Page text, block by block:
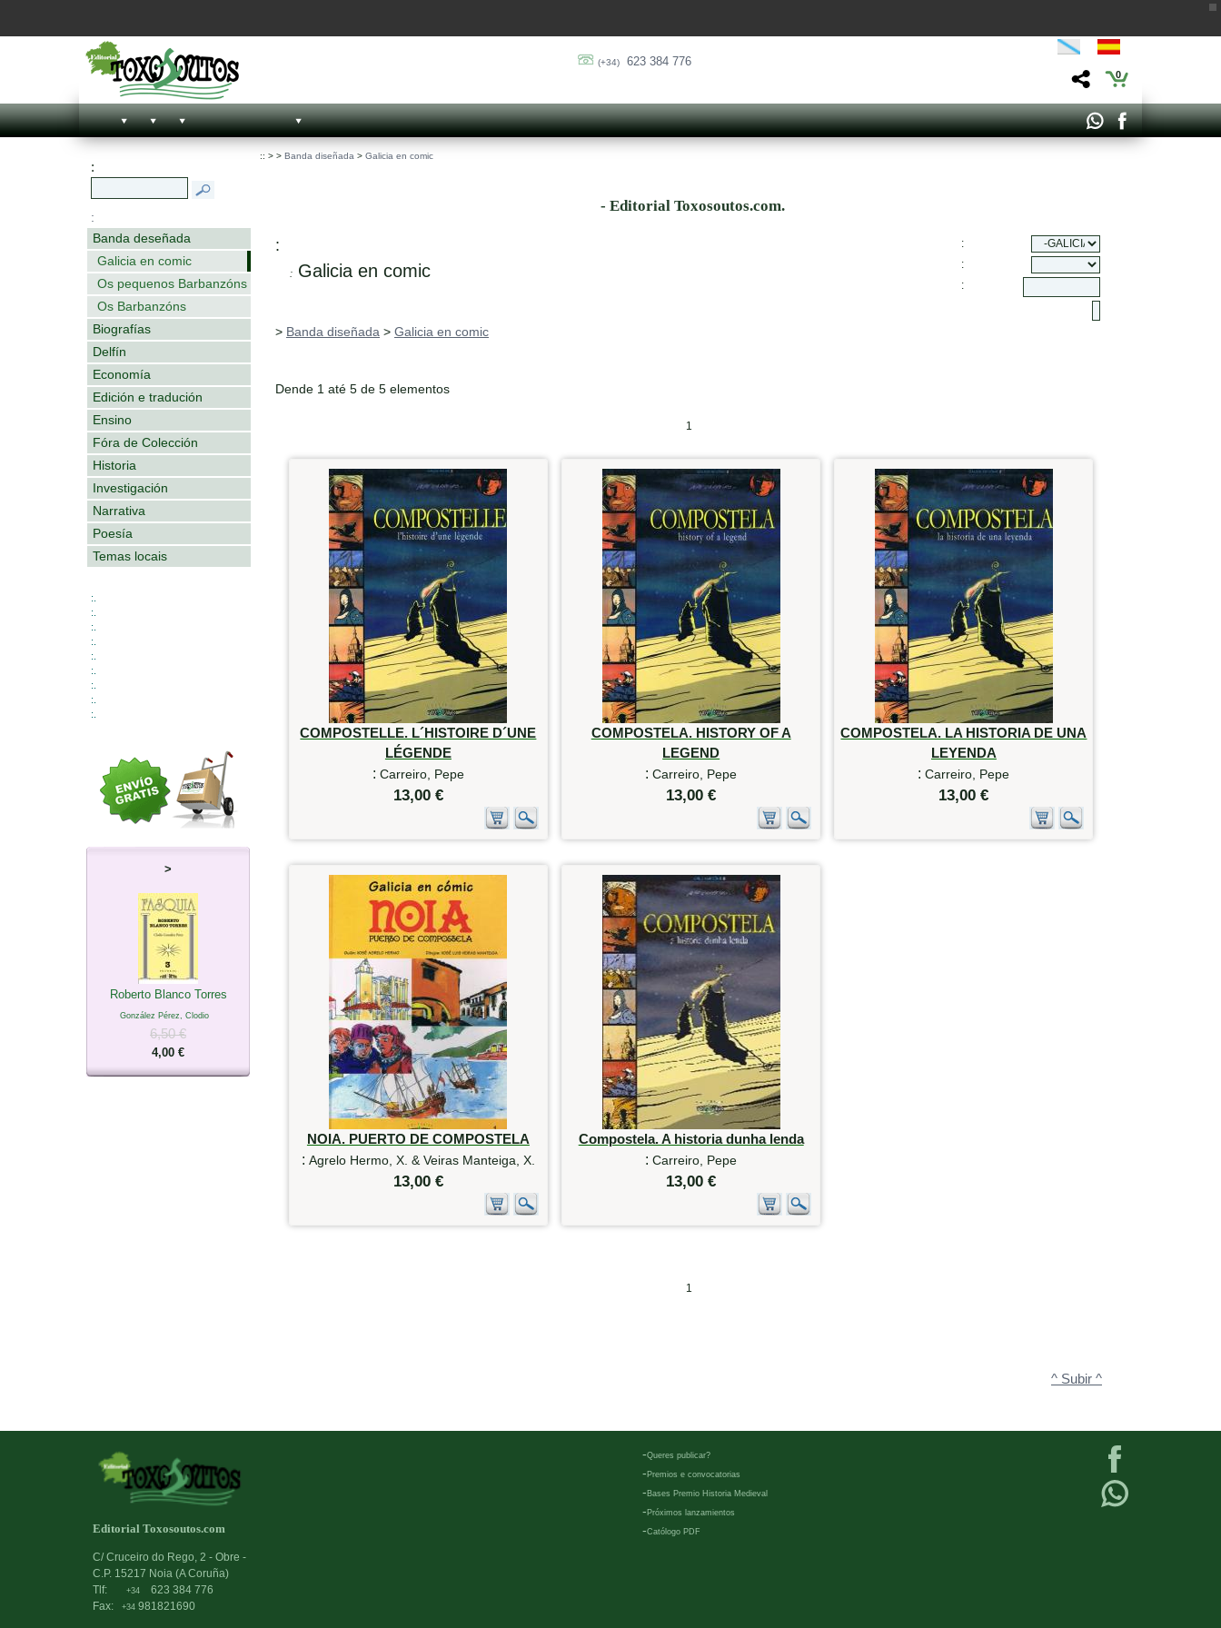
(+34) 623 384 776
0
:
:
Banda deseñada
Galicia en comic
Os pequenos Barbanzóns
Os Barbanzóns
Biografías
Delfín
Economía
Edición e tradución
Ensino
Fóra de Colección
Historia
Investigación
Narrativa
Poesía
Temas locais
:.
:.
:.
:.
:.
:.
:.
:.
:.
>
Roberto Blanco Torres
González Pérez, Clodio
6,50 €
4,00 €
:: > > Banda diseñada > Galicia en comic
- Editorial Toxosoutos.com.
:
: Galicia en comic
:
:
:
> Banda diseñada > Galicia en comic
Dende 1 até 5 de 5 elementos
1
COMPOSTELLE. L´HISTOIRE D´UNE
LÉGENDE
: Carreiro, Pepe
13,00 €
COMPOSTELA. HISTORY OF A
LEGEND
:Carreiro, Pepe
13,00 €
COMPOSTELA. LA HISTORIA DE UNA
LEYENDA
:Carreiro, Pepe
13,00 €
NOIA. PUERTO DE COMPOSTELA
: Agrelo Hermo, X. & Veiras Manteiga, X.
13,00 €
Compostela. A historia dunha lenda
:Carreiro, Pepe
13,00 €
1
^ Subir ^
Editorial Toxosoutos.com
C/ Cruceiro do Rego, 2 - Obre -
C.P. 15217 Noia (A Coruña)
Tlf:
+34
623 384 776
Fax:
+34 981821690
-Queres publicar?
- Premios e convocatorias
- Bases Premio Historia Medieval
- Próximos lanzamientos
-Católogo PDF